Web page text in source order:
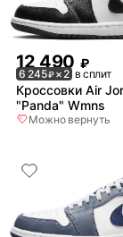
12 490 ₽
6 245₽× 2 в сплит
Кроссовки Air
"Panda" Wmns
Можно вернуть